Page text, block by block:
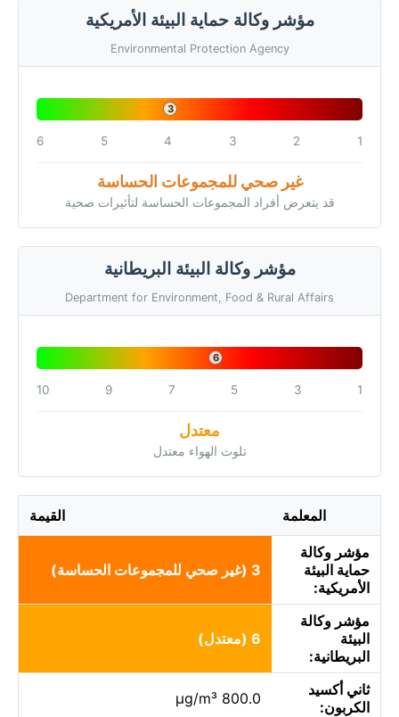
مؤشر وكالة حماية البيئة الأمريكية
Environmental Protection Agency
3
1
2
3
4
5
6
غير صحي للمجموعات الحساسة
قد يتعرض أفراد المجموعات الحساسة لتأثيرات صحية
مؤشر وكالة البيئة البريطانية
Department for Environment, Food & Rural Affairs
6
1
3
5
7
9
10
معتدل
تلوث الهواء معتدل
المعلمة القيمة
مؤشر وكالة
حماية البيئة
الأمريكية:
3 (غير صحي للمجموعات الحساسة)
مؤشر وكالة
البيئة
البريطانية:
6 (معتدل)
ثاني أكسيد
الكربون:
800.0 µg/m³